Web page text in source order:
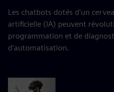
Les chatbots dotés d'un
artificielle (IA) peuvent
programmation et de
d'automatisation.